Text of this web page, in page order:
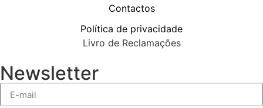
Contactos
Política de privacidade
Livro de Reclamações
Newsletter